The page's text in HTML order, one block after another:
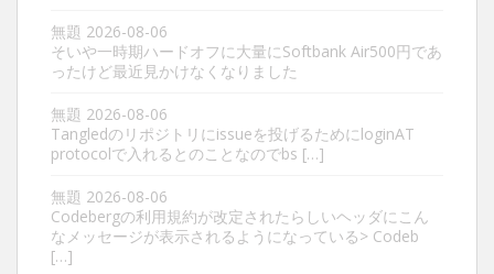
無題 2026-08-06
そいや一時期ハードオフに大量にSoftbank Air500円であ
ったけど最近見かけなくなりました
無題 2026-08-06
Tangledのリポジトリにissueを投げるためにloginAT
protocolで入れるとのことなのでbs […]
無題 2026-08-06
Codebergの利用規約が改定されたらしいヘッダにこん
なメッセージが表示されるようになっている> Codeb
[…]